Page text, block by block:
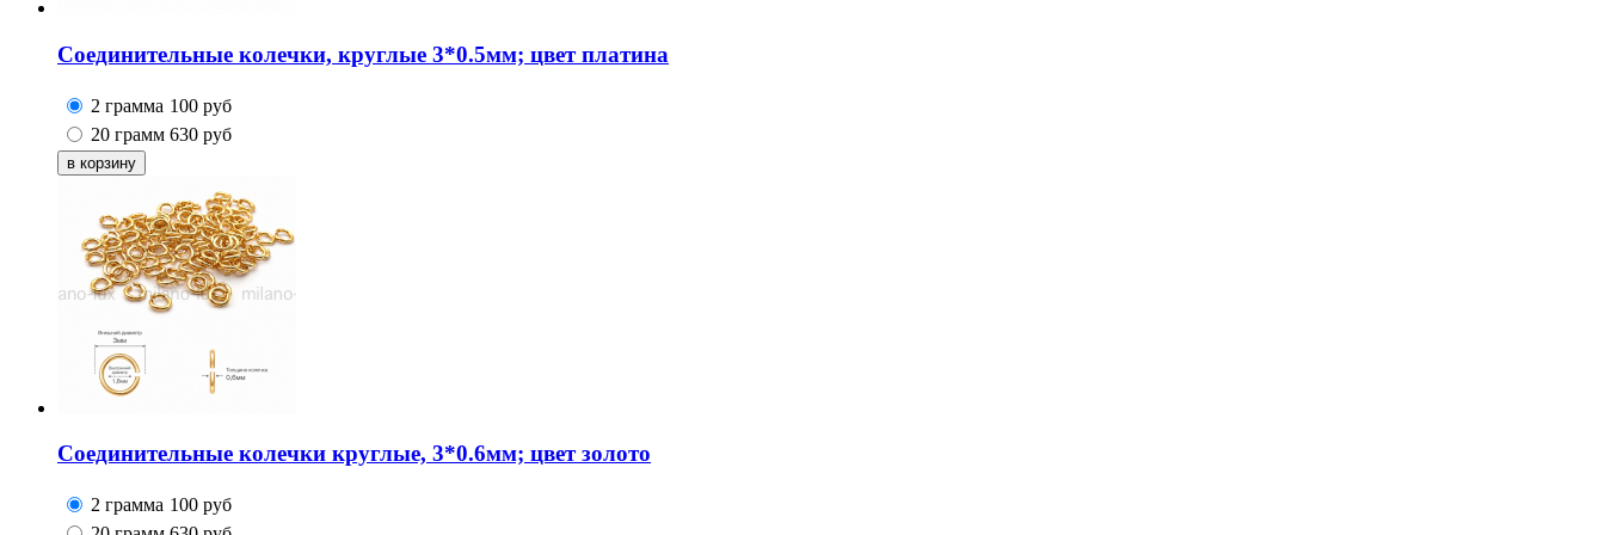
Соединительные колечки, круглые 3*0.5мм; цвет платина
2 грамма 100 руб
20 грамм 630 руб
Соединительные колечки круглые, 3*0.6мм; цвет золото
2 грамма 100 руб